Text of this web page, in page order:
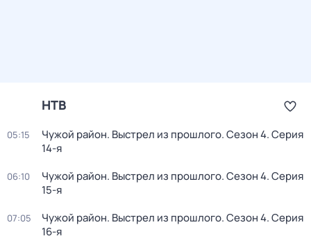
НТВ
05:15 Чужой район. Выстрел из прошлого. Сезон 4. Серия
14-я
06:10 Чужой район. Выстрел из прошлого. Сезон 4. Серия
15-я
07:05 Чужой район. Выстрел из прошлого. Сезон 4. Серия
16-я